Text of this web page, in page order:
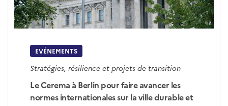
EVÉNEMENTS
Stratégies, résilience et projets de transition
Le Cerema à Berlin pour faire avancer les
normes internationales sur la ville durable et